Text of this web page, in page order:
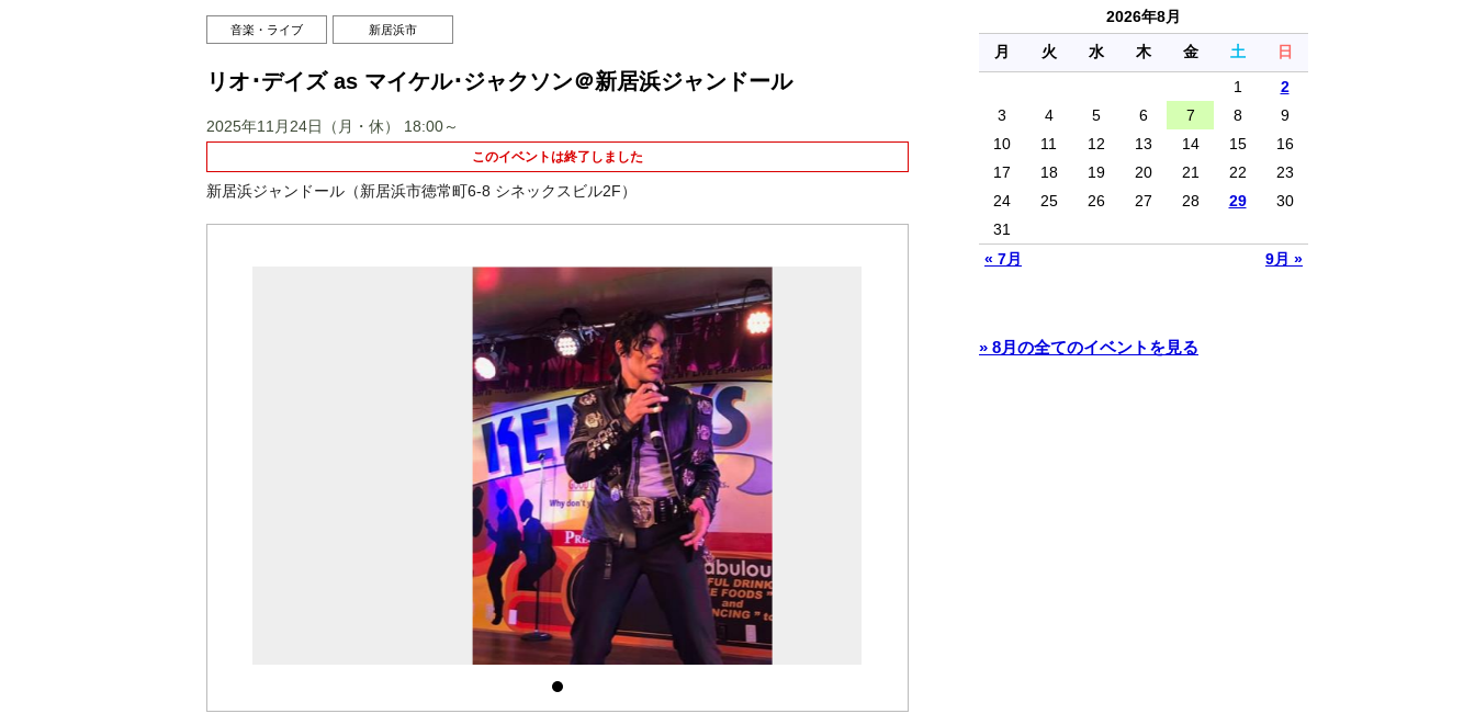
音楽・ライブ 新居浜市
リオ･デイズ as マイケル･ジャクソン＠新居浜ジャンドール
2025年11月24日（月・休） 18:00～
このイベントは終了しました
新居浜ジャンドール（新居浜市徳常町6-8 シネックスビル2F）
2026年8月
月
火 水 木 金 土 日
« 7月 9月 »
1
2
3
4 5 6 7 8
9
10
11 12 13 14 15
16
17
18 19 20 21 22
23
24
25 26 27 28 29
30
31
» 8月の全てのイベントを見る